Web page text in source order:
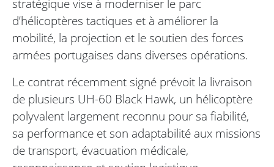
stratégique vise à moderniser le parc
d’hélicoptères tactiques et à améliorer la
mobilité, la projection et le soutien des forces
armées portugaises dans diverses opérations.
Le contrat récemment signé prévoit la livraison
de plusieurs UH-60 Black Hawk, un hélicoptère
polyvalent largement reconnu pour sa fiabilité,
sa performance et son adaptabilité aux missions
de transport, évacuation médicale,